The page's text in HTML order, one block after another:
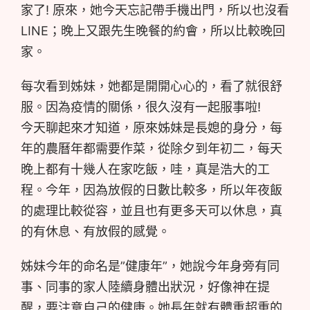
家了! 原來，她今天忘記帶手機出門，所以也沒看
LINE；晚上又跟先生晚餐的約會，所以比較晚回
家。
每次看到姊妹，她都是開開心心的，看了就很舒
服。因為疫情的關係，很久沒有一起服事啦!
今天聊起來才知道，原來姊妹是長媳的身分，每
年的農曆年都需要作菜，從除夕到年初二，每天
晚上都有十幾人在家吃飯，哇，真是浩大的工
程。今年，因為放假的日數比較多，所以年夜飯
的處理比較從容，並且也有更多天可以休息，真
的有休息、有放假的感覺。
姊妹今年的命名是”健康年”，她說今年身旁有同
事、同事的家人陸續身體出狀況，好像神在提